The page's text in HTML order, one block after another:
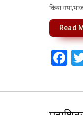
किया
Read
F
ce
b